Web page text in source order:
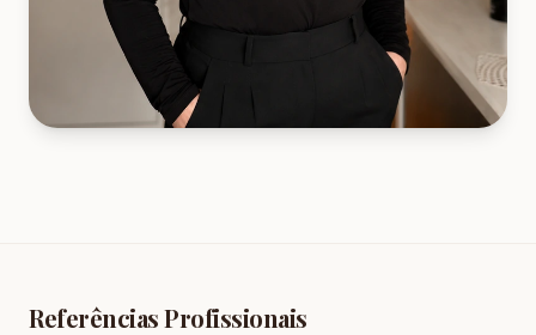
Referências Profissionais